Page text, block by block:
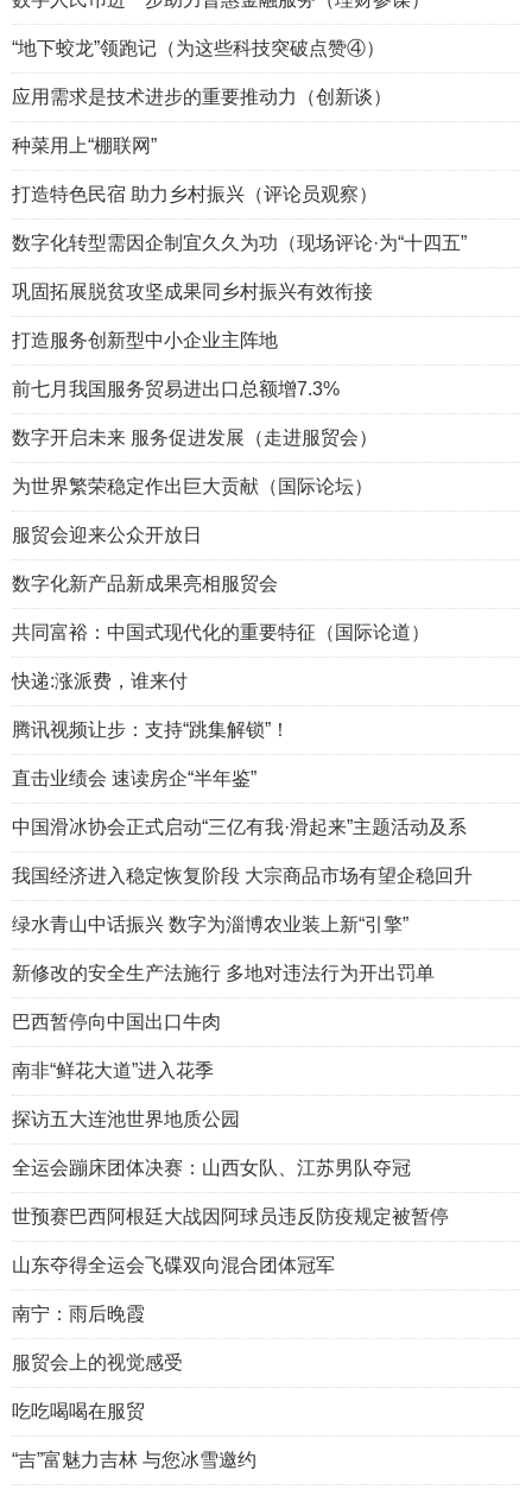
“地下蛟龙”领跑记（为这些科技突破点赞④）
应用需求是技术进步的重要推动力（创新谈）
种菜用上“棚联网”
打造特色民宿 助力乡村振兴（评论员观察）
数字化转型需因企制宜久久为功（现场评论·为“十四五”
巩固拓展脱贫攻坚成果同乡村振兴有效衔接
打造服务创新型中小企业主阵地
前七月我国服务贸易进出口总额增7.3%
数字开启未来 服务促进发展（走进服贸会）
为世界繁荣稳定作出巨大贡献（国际论坛）
服贸会迎来公众开放日
数字化新产品新成果亮相服贸会
共同富裕：中国式现代化的重要特征（国际论道）
快递:涨派费，谁来付
腾讯视频让步：支持“跳集解锁”！
直击业绩会 速读房企“半年鉴”
中国滑冰协会正式启动“三亿有我·滑起来”主题活动及系
我国经济进入稳定恢复阶段 大宗商品市场有望企稳回升
绿水青山中话振兴 数字为淄博农业装上新“引擎”
新修改的安全生产法施行 多地对违法行为开出罚单
巴西暂停向中国出口牛肉
南非“鲜花大道”进入花季
探访五大连池世界地质公园
全运会蹦床团体决赛：山西女队、江苏男队夺冠
世预赛巴西阿根廷大战因阿球员违反防疫规定被暂停
山东夺得全运会飞碟双向混合团体冠军
南宁：雨后晚霞
服贸会上的视觉感受
吃吃喝喝在服贸
“吉”富魅力吉林 与您冰雪邀约